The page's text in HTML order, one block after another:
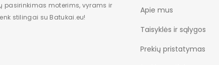
pasirinkimas moterims, vyrams ir
stilingai su Batukai.eu!
Apie mus
Taisyklės ir sąlygos
Prekių pristatymas